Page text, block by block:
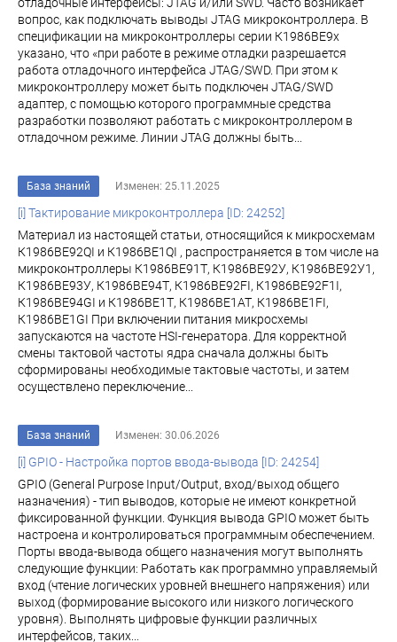
вопрос, как подключать выводы JTAG микроконтроллера. В
спецификации на микроконтроллеры серии К1986ВЕ9х
указано, что «при работе в режиме отладки разрешается
работа отладочного интерфейса JTAG/SWD. При этом к
микроконтроллеру может быть подключен JTAG/SWD
адаптер, с помощью которого программные средства
разработки позволяют работать с микроконтроллером в
отладочном режиме. Линии JTAG должны быть...
База знаний Изменен: 25.11.2025
[i] Тактирование микроконтроллера [ID: 24252]
Материал из настоящей статьи, относящийся к микросхемам
К1986ВЕ92QI и К1986ВЕ1QI , распространяется в том числе на
микроконтроллеры К1986ВЕ91Т, К1986ВЕ92У, К1986ВЕ92У1,
К1986ВЕ93У, К1986ВЕ94Т, К1986ВЕ92FI, К1986ВЕ92F1I,
К1986ВЕ94GI и К1986ВЕ1Т, К1986ВЕ1АТ, К1986ВЕ1FI,
К1986ВЕ1GI При включении питания микросхемы
запускаются на частоте HSI-генератора. Для корректной
смены тактовой частоты ядра сначала должны быть
сформированы необходимые тактовые частоты, и затем
осуществлено переключение...
База знаний Изменен: 30.06.2026
[i] GPIO - Настройка портов ввода-вывода [ID: 24254]
GPIO (General Purpose Input/Output, вход/выход общего
назначения) - тип выводов, которые не имеют конкретной
фиксированной функции. Функция вывода GPIO может быть
настроена и контролироваться программным обеспечением.
Порты ввода-вывода общего назначения могут выполнять
следующие функции: Работать как программно управляемый
вход (чтение логических уровней внешнего напряжения) или
выход (формирование высокого или низкого логического
уровня). Выполнять цифровые функции различных
интерфейсов, таких...